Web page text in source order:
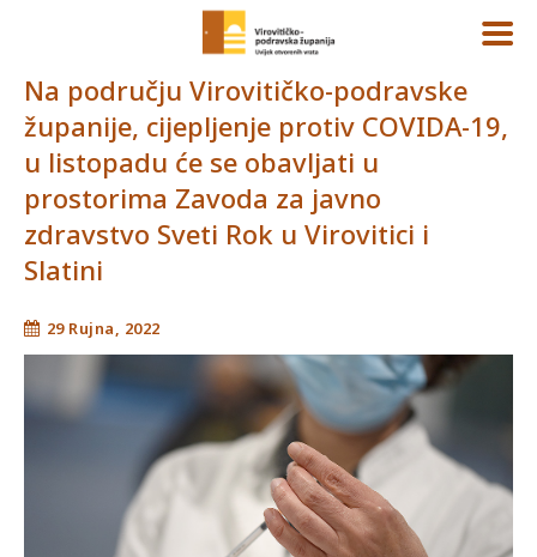
Na području Virovitičko-podravske
županije, cijepljenje protiv COVIDA-19,
u listopadu će se obavljati u
prostorima Zavoda za javno
zdravstvo Sveti Rok u Virovitici i
Slatini
29 Rujna, 2022